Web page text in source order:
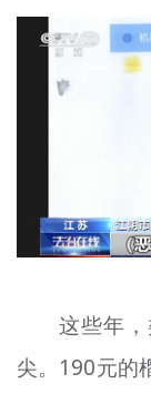
宣传思想文
这些年
尖。190元的